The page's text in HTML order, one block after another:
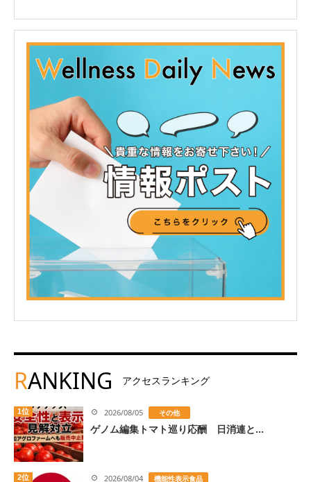
RANKING アクセスランキング
1位 2026/08/05 その他
ゲノム編集トマト巡り応酬 日消連と...
2位 2026/08/04 機能性表示食品